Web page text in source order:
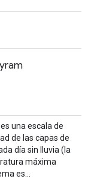
una escala de
de las capas de
día sin lluvia (la
máxima
es…